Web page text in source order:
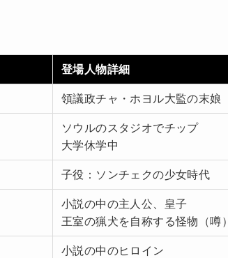
登場人物詳細
領議政チャ・ホヨル大監の末娘
ソウルのスタジオでチップ
大学休学中
子役：ソンチェクの少女時代
小説の中の主人公、皇子
王室の猟犬を自称する怪物（噂）
小説の中のヒロイン